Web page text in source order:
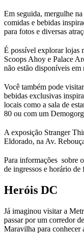
Em seguida, mergulhe
comidas e bebidas
para fotos e diversas
É possível explorar lojas
Scoops Ahoy e Palace
não estão disponíveis
Você também pode
bebidas exclusivas
locais como a sala de
80 ou com um
A exposição Stranger
Eldorado, na Av.
Para informações sobre
de ingressos e horário de
Heróis DC
Já imaginou visitar a
passar por um corredor
Maravilha para conhecer